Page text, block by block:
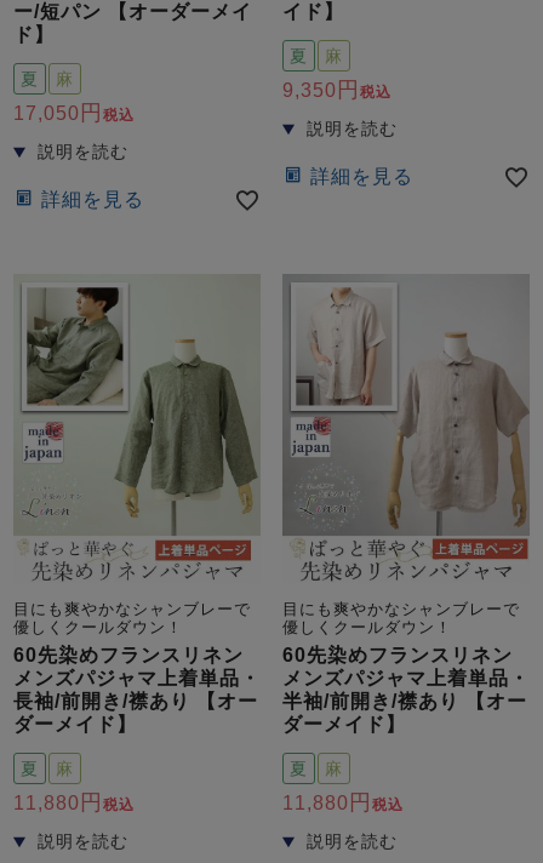
ー/短パン 【オーダーメイ
ド】
夏 麻
17,050 税込
詳細を見る
イド】
夏 麻
9,350 税込
詳細を見る
目にも爽やかなシャンブレーで
優しくクールダウン！
60先染めフランスリネン
メンズパジャマ上着単品・
長袖/前開き/襟あり 【オー
ダーメイド】
夏 麻
11,880 税込
目にも爽やかなシャンブレーで
優しくクールダウン！
60先染めフランスリネン
メンズパジャマ上着単品・
半袖/前開き/襟あり 【オー
ダーメイド】
夏 麻
11,880 税込